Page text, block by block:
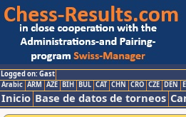
Logged on: Gast
Arabic ARM AZE BIH BUL CAT CHN CRO CZE DEN
Inicio Base de datos de torneos